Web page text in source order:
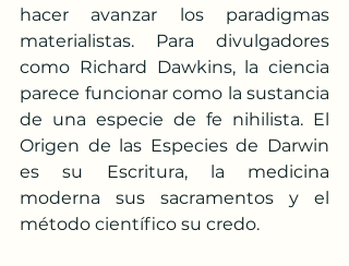
hacer avanzar los paradigmas
materialistas. Para divulgadores
como Richard Dawkins, la ciencia
parece funcionar como la sustancia
de una especie de fe nihilista. El
Origen de las Especies de Darwin
es su Escritura, la medicina
moderna sus sacramentos y el
método científico su credo.